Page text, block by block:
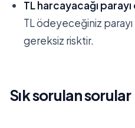
TL harcayacağı
TL ödeyeceğiniz
gereksiz risktir.
Sık sorulan sorular